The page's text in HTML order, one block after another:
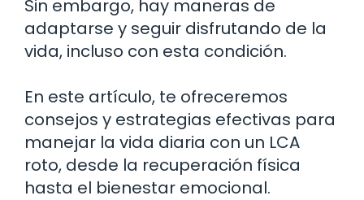
Sin embargo, hay maneras de
adaptarse y seguir disfrutando de la
vida, incluso con esta condición.
En este artículo, te ofreceremos
consejos y estrategias efectivas para
manejar la vida diaria con un LCA
roto, desde la recuperación física
hasta el bienestar emocional.